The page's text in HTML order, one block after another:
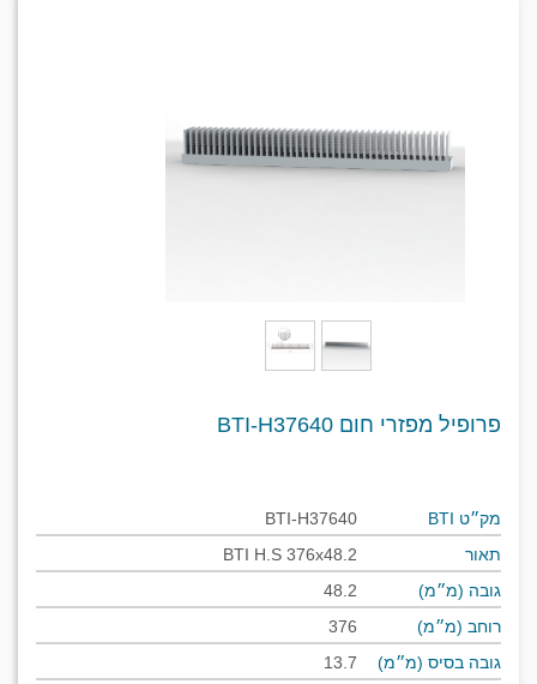
פרופיל מפזרי חום BTI-H37640
מק״ט BTI
BTI-H37640
תאור
BTI H.S 376x48.2
גובה (מ״מ)
48.2
רוחב (מ״מ)
376
גובה בסיס (מ״מ)
13.7